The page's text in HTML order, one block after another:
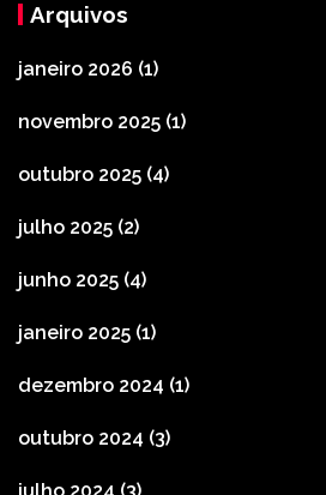
Arquivos
janeiro 2026 (1)
novembro 2025 (1)
outubro 2025 (4)
julho 2025 (2)
junho 2025 (4)
janeiro 2025 (1)
dezembro 2024 (1)
outubro 2024 (3)